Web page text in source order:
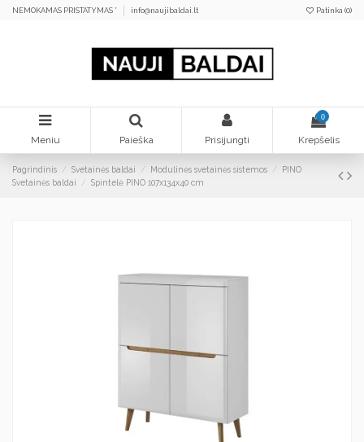
NEMOKAMAS PRISTATYMAS * info@naujibaldai.lt Patinka (0)
Meniu Paieška Prisijungti
0
Krepšelis
Pagrindinis Svetainės baldai Modulinės svetainės sistemos
PINO
Svetainės baldai
Spintelė PINO 107x134x40 cm